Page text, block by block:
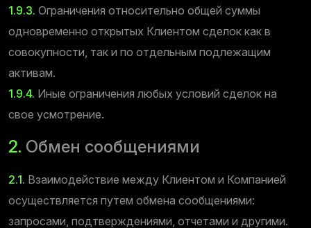
1.9.3. Ограничения относительно общей суммы
одновременно открытых Клиентом сделок как в
совокупности, так и по отдельным подлежащим
активам.
1.9.4. Иные ограничения любых условий сделок на
свое усмотрение.
2. Обмен сообщениями
2.1. Взаимодействие между Клиентом и Компанией
осуществляется путем обмена сообщениями:
запросами, подтверждениями, отчетами и другими.